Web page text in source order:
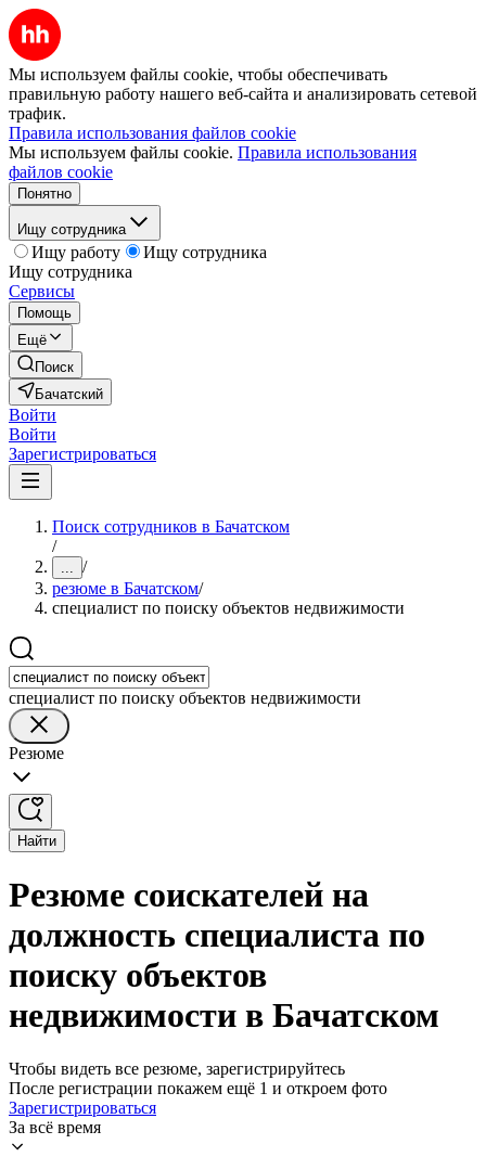
Мы используем файлы cookie, чтобы обеспечивать
правильную работу нашего веб-сайта и анализировать сетевой
трафик.
Правила использования файлов cookie
Мы используем файлы cookie. Правила использования
файлов cookie
Понятно
Ищу сотрудника
Ищу работу
Ищу сотрудника
Ищу сотрудника
Сервисы
Помощь
Ещё
Поиск
Бачатский
Войти
Войти
Зарегистрироваться
Поиск сотрудников в Бачатском
/
... /
резюме в Бачатском/
специалист по поиску объектов недвижимости
специалист по поиску объектов недвижимости
Резюме
Найти
Резюме соискателей на
должность специалиста по
поиску объектов
недвижимости в Бачатском
Чтобы видеть все резюме, зарегистрируйтесь
После регистрации покажем ещё 1 и откроем фото
Зарегистрироваться
За всё время